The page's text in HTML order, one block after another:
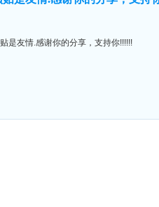
是友情.感谢你的分享，支持你!!!!!!